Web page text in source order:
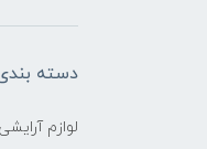
دسته
لوازم آرایشی